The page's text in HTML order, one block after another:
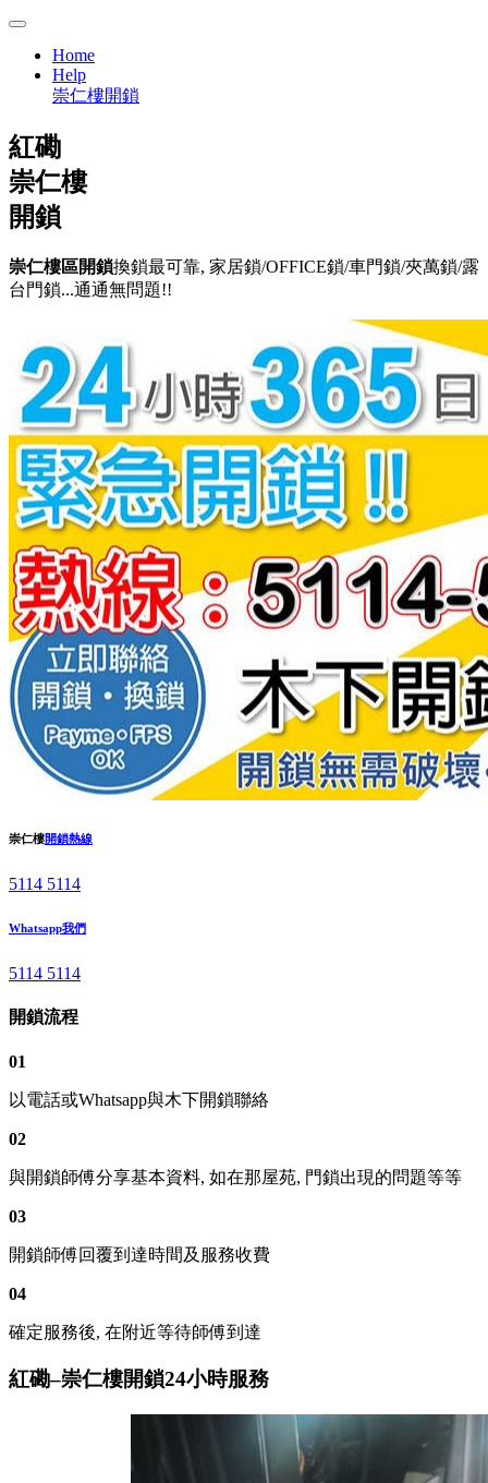
Home
Help
崇仁樓開鎖
紅磡
崇仁樓
開鎖
崇仁樓區開鎖換鎖最可靠, 家居鎖/OFFICE鎖/車門鎖/夾萬鎖/露
台門鎖...通通無問題!!
崇仁樓開鎖熱線
5114 5114
Whatsapp我們
5114 5114
開鎖流程
01
以電話或Whatsapp與木下開鎖聯絡
02
與開鎖師傅分享基本資料, 如在那屋苑, 門鎖出現的問題等等
03
開鎖師傅回覆到達時間及服務收費
04
確定服務後, 在附近等待師傅到達
紅磡–崇仁樓開鎖24小時服務